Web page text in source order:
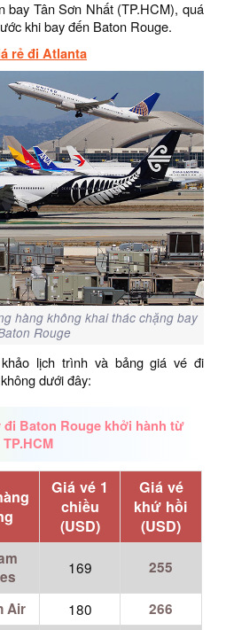
bay Tân Sơn Nhất (TP.HCM), quá
khi bay đến Baton Rouge.
rẻ đi Atlanta
hàng không khai thác chặng bay
Rouge
lịch trình và bảng giá vé đi
dưới đây:
đi Baton Rouge khởi hành từ
TP.HCM
Giá vé 1
chiều
(USD)
Giá vé
khứ hồi
(USD)
169 255
Air 180
266